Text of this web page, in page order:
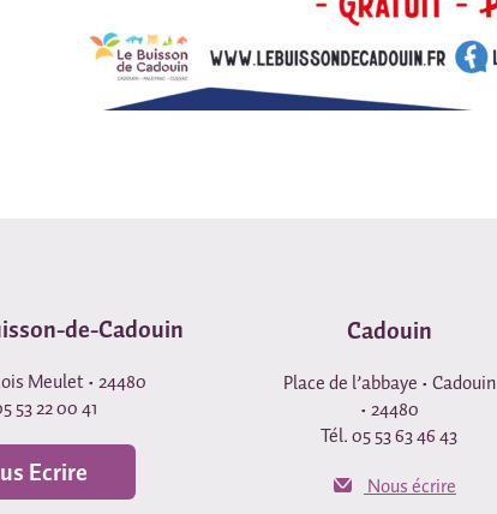
de-Cadouin
Meulet • 24480
53 22 00 41
Ecrire
Cadouin
Place de l’abbaye • Cadouin
• 24480
Tél. 05 53 63 46 43
Nous écrire